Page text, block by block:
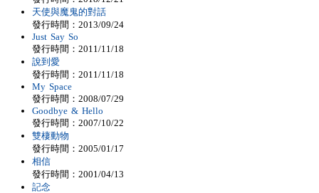
天使與魔鬼的對話
發行時間：2013/09/24
Just Say So
發行時間：2011/11/18
說到愛
發行時間：2011/11/18
My Space
發行時間：2008/07/29
Goodbye & Hello
發行時間：2007/10/22
雙棲動物
發行時間：2005/01/17
相信
發行時間：2001/04/13
記念